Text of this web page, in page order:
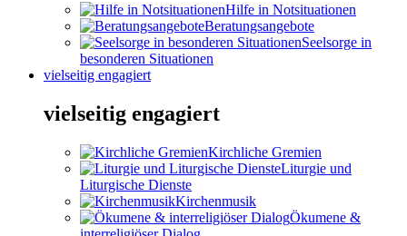
Hilfe in Notsituationen
Beratungsangebote
Seelsorge in
besonderen Situationen
vielseitig engagiert
vielseitig engagiert
Kirchliche Gremien
Liturgie und
Liturgische Dienste
Kirchenmusik
Ökumene &